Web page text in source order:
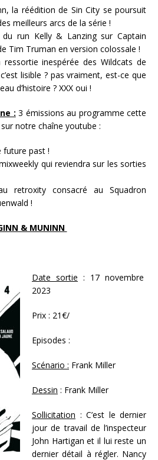
la réédition de Sin City se poursuit
meilleurs arcs de la série !
run Kelly & Lanzing sur Captain
Tim Truman en version colossale !
inespérée des Wildcats de
lisible ? pas vraiment, est-ce que
d’histoire ? XXX oui !
: 3 émissions au programme cette
notre chaîne youtube :
past !
qui reviendra sur les sorties
retroxity consacré au Squadron
!
& MUNINN
Date sortie : 17 novembre
2023
Prix : 21€/
Episodes :
Scénario : Frank Miller
Dessin : Frank Miller
Sollicitation : C’est le dernier
jour de travail de l’inspecteur
John Hartigan et il lui reste un
dernier détail à régler. Nancy